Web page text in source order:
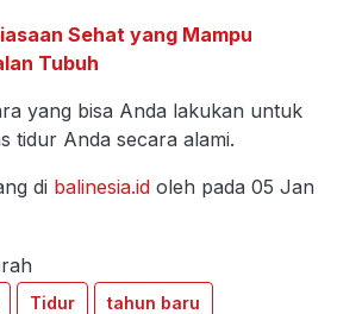
Sehat yang Mampu
Tubuh
yang bisa Anda lakukan untuk
tidur Anda secara alami.
di balinesia.id oleh pada 05 Jan
Tidur tahun baru